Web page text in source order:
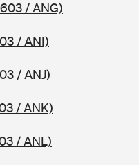
/ ANG)
/ ANI)
/ ANJ)
/ ANK)
/ ANL)